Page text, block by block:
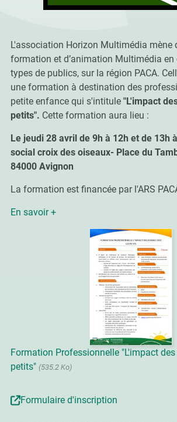
L'association Horizon Multimédia mène
formation et d’animation Multimédia
types de publics, sur la région PACA.
une formation à destination des
petite enfance qui s'intitule "L'impact
petits". Cette formation aura lieu :
Le jeudi 28 avril de 9h à 12h et de 13h
social croix des oiseaux- Place du
84000 Avignon
La formation est financée par l'ARS
En savoir +
Formation Professionnelle "L'impact
petits" (535.2 Ko)
Formulaire d'inscription